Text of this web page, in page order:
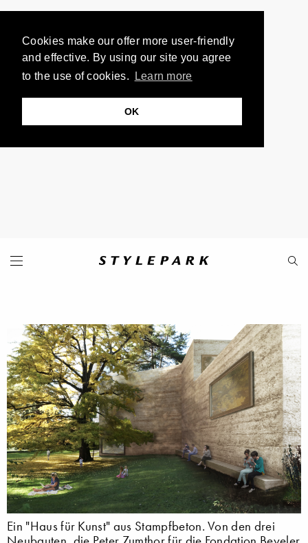
Cookies make our offer more user-friendly
and effective. By using our site you agree
to the use of cookies.
Learn more
OK
Ein "Haus für Kunst" aus Stampfbeton. Von den drei